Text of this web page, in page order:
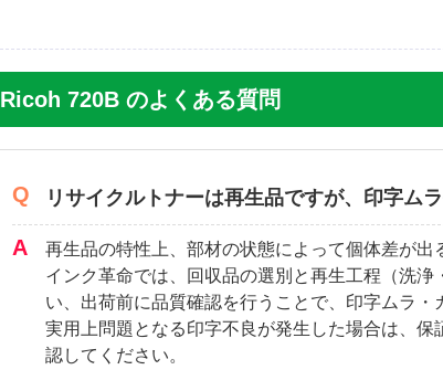
Ricoh 720B のよくある質問
リサイクルトナーは再生品ですが、印字ム
再生品の特性上、部材の状態によって個体差が出
インク革命では、回収品の選別と再生工程（洗
い、出荷前に品質確認を行うことで、印字ムラ
実用上問題となる印字不良が発生した場合は、
認してください。